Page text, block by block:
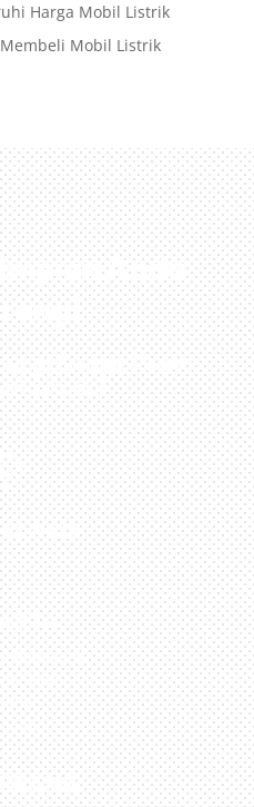
Harga Mobil Listrik
Mobil Listrik
Anda
Dealer Resmi
Anda!
7548
Boulevard
3 Blok h2,
–